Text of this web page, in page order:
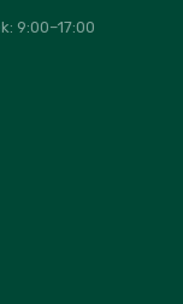
9:00–17:00